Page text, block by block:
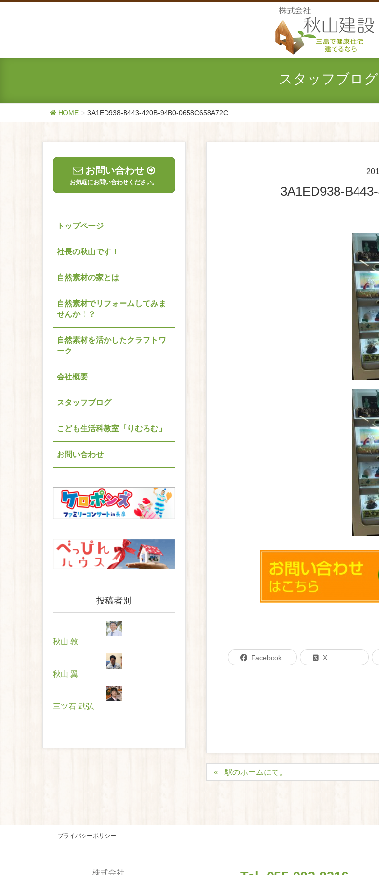
スタッフブログ
HOME 3A1ED938-B443-420B-94B0-0658C658A72C
3A1ED938-
Facebook X
駅のホームにて。
お問い合わせ
お気軽にお問い合わせください。
トップページ
社長の秋山です！
自然素材の家とは
自然素材でリフォームしてみま
せんか！？
自然素材を活かしたクラフトワ
ーク
会社概要
スタッフブログ
こども生活科教室「りむろむ」
お問い合わせ
投稿者別
秋山 敦
秋山 翼
三ツ石 武弘
プライバシーポリシー